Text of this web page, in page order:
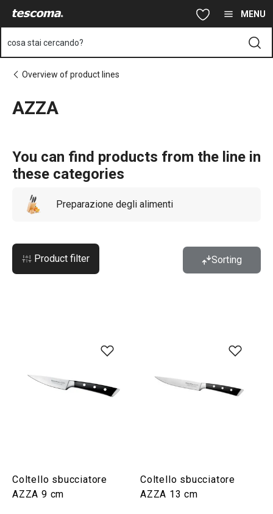
Vai al contenuto principale MENU
cosa stai cercando?
Overview of product lines
AZZA
You can find products from the line in
these categories
Preparazione degli alimenti
Product filter Sorting
Coltello sbucciatore
AZZA 9 cm
Coltello sbucciatore
AZZA 13 cm